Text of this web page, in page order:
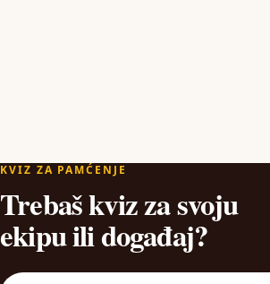
KVIZ ZA PAMĆENJE
Trebaš kviz za svoju
ekipu ili događaj?